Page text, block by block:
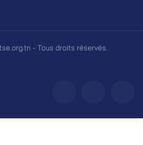
- Tous droits réservés.